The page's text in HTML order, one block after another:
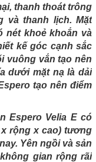
thanh thoát trông
và thanh lịch. Mặt
nét khoẻ khoắn và
kế góc cạnh sắc
vuông vắn tạo nên
dưới mặt nạ là dải
tạo nên điểm
Espero Velia E có
x rộng x cao) tương
Yên ngồi và sản
gian rộng rãi